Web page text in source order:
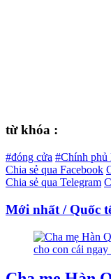
từ khóa :
#đóng cửa #Chính phủ
Chia sẻ qua Facebook
Chia sẻ qua Telegram
Mới nhất / Quốc